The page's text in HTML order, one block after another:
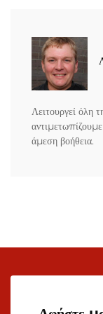
Λειτουργεί όλη
άμεση βοήθεια.